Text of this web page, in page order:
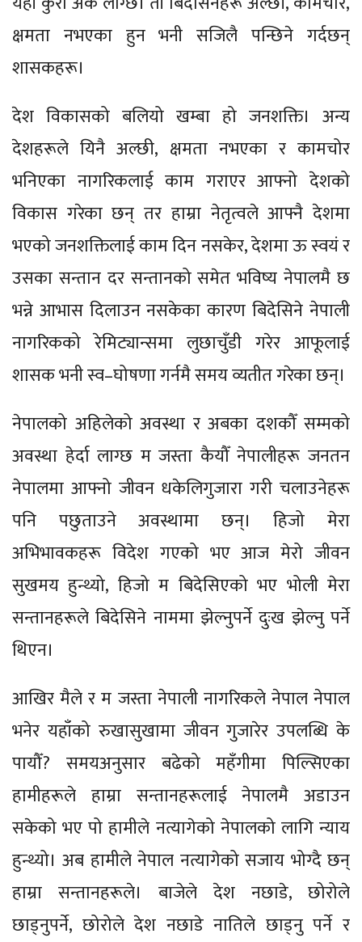
क्षमता नभएका हुन भनी सजिलै पन्छिने गर्दछन्
शासकहरू।
देश विकासको बलियो खम्बा हो जनशक्ति। अन्य
देशहरूले यिनै अल्छी, क्षमता नभएका र कामचोर
भनिएका नागरिकलाई काम गराएर आफ्नो देशको
विकास गरेका छन् तर हाम्रा नेतृत्वले आफ्नै देशमा
भएको जनशक्तिलाई काम दिन नसकेर, देशमा ऊ स्वयं र
उसका सन्तान दर सन्तानको समेत भविष्य नेपालमै छ
भन्ने आभास दिलाउन नसकेका कारण बिदेसिने नेपाली
नागरिकको रेमिट्यान्समा लुछाचुँडी गरेर आफूलाई
शासक भनी स्व–घोषणा गर्नमै समय व्यतीत गरेका छन्।
नेपालको अहिलेको अवस्था र अबका दशकौँ सम्मको
अवस्था हेर्दा लाग्छ म जस्ता कैयौँ नेपालीहरू जनतन
नेपालमा आफ्नो जीवन धकेलिगुजारा गरी चलाउनेहरू
पनि पछुताउने अवस्थामा छन्। हिजो मेरा
अभिभावकहरू विदेश गएको भए आज मेरो जीवन
सुखमय हुन्थ्यो, हिजो म बिदेसिएको भए भोली मेरा
सन्तानहरूले बिदेसिने नाममा झेल्नुपर्ने दुःख झेल्नु पर्ने
थिएन।
आखिर मैले र म जस्ता नेपाली नागरिकले नेपाल नेपाल
भनेर यहाँको रुखासुखामा जीवन गुजारेर उपलब्धि के
पायौँ? समयअनुसार बढेको महँगीमा पिल्सिएका
हामीहरूले हाम्रा सन्तानहरूलाई नेपालमै अडाउन
सकेको भए पो हामीले नत्यागेको नेपालको लागि न्याय
हुन्थ्यो। अब हामीले नेपाल नत्यागेको सजाय भोग्दै छन्
हाम्रा सन्तानहरूले। बाजेले देश नछाडे, छोरोले
छाड्नुपर्ने, छोरोले देश नछाडे नातिले छाड्नु पर्ने र